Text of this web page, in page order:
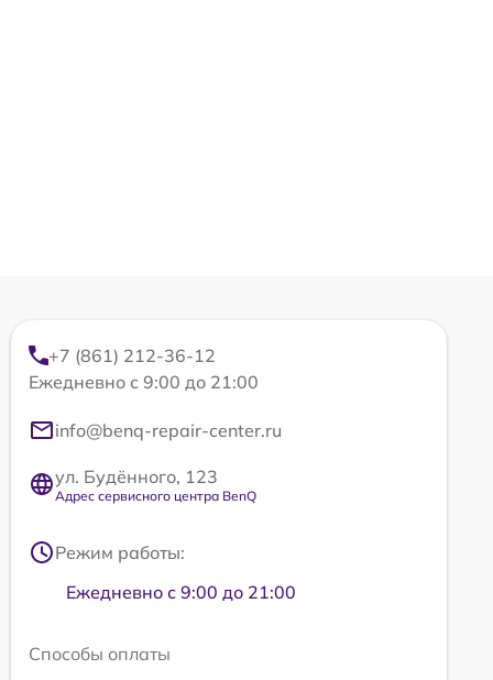
+7 (861) 212-36-12
Ежедневно с 9:00 до 21:00
info@benq-repair-center.ru
ул. Будённого, 123
Адрес сервисного центра BenQ
Режим работы:
Ежедневно с 9:00 до 21:00
Способы оплаты